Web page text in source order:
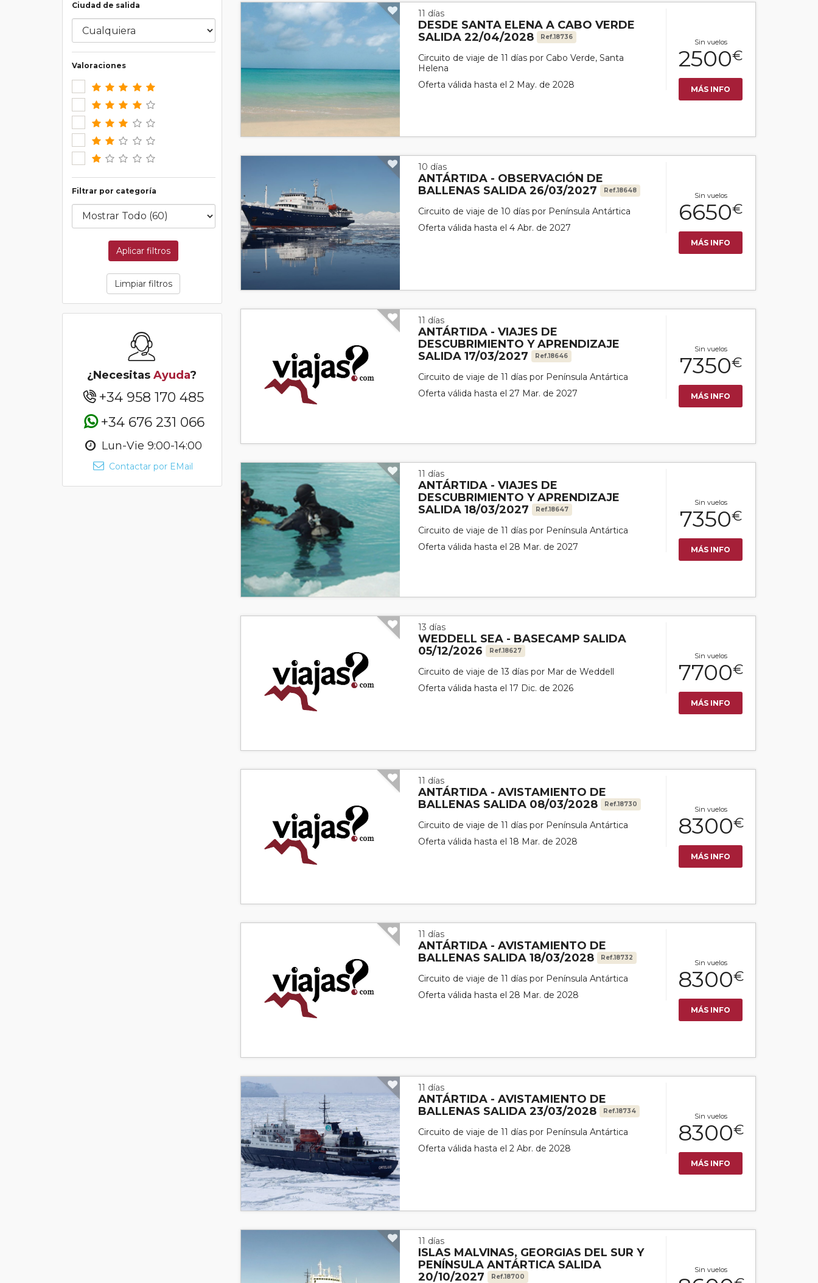
Ciudad de salida
Valoraciones
Filtrar por categoría
Aplicar filtros
Limpiar filtros
¿NecesitasAyuda?
+34 958 170 485
+34 676 231 066
Lun-Vie 9:00-14:00
Contactar por EMail
11 días
DESDE SANTA ELENA A CABO VERDE
SALIDA 22/04/2028
Ref.18736
Circuito de viaje de 11 días por Cabo Verde, Santa
Helena
Oferta válida hasta el 2 May. de 2028
Sin vuelos
2500€
MÁS INFO
10 días
ANTÁRTIDA - OBSERVACIÓN DE
BALLENAS SALIDA 26/03/2027
Ref.18648
Circuito de viaje de 10 días por Península Antártica
Oferta válida hasta el 4 Abr. de 2027
Sin vuelos
6650€
MÁS INFO
11 días
ANTÁRTIDA - VIAJES DE
DESCUBRIMIENTO Y APRENDIZAJE
SALIDA 17/03/2027
Ref.18646
Circuito de viaje de 11 días por Península Antártica
Oferta válida hasta el 27 Mar. de 2027
Sin vuelos
7350€
MÁS INFO
11 días
ANTÁRTIDA - VIAJES DE
DESCUBRIMIENTO Y APRENDIZAJE
SALIDA 18/03/2027
Ref.18647
Circuito de viaje de 11 días por Península Antártica
Oferta válida hasta el 28 Mar. de 2027
Sin vuelos
7350€
MÁS INFO
13 días
WEDDELL SEA - BASECAMP SALIDA
05/12/2026
Ref.18627
Circuito de viaje de 13 días por Mar de Weddell
Oferta válida hasta el 17 Dic. de 2026
Sin vuelos
7700€
MÁS INFO
11 días
ANTÁRTIDA - AVISTAMIENTO DE
BALLENAS SALIDA 08/03/2028
Ref.18730
Circuito de viaje de 11 días por Península Antártica
Oferta válida hasta el 18 Mar. de 2028
Sin vuelos
8300€
MÁS INFO
11 días
ANTÁRTIDA - AVISTAMIENTO DE
BALLENAS SALIDA 18/03/2028
Ref.18732
Circuito de viaje de 11 días por Península Antártica
Oferta válida hasta el 28 Mar. de 2028
Sin vuelos
8300€
MÁS INFO
11 días
ANTÁRTIDA - AVISTAMIENTO DE
BALLENAS SALIDA 23/03/2028
Ref.18734
Circuito de viaje de 11 días por Península Antártica
Oferta válida hasta el 2 Abr. de 2028
Sin vuelos
8300€
MÁS INFO
11 días
ISLAS MALVINAS, GEORGIAS DEL SUR Y
PENÍNSULA ANTÁRTICA SALIDA
20/10/2027
Ref.18700
Sin vuelos